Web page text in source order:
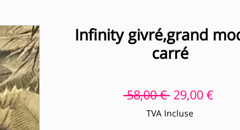
Infinity givré,grand
carré
58,00 € Prix original
29,00 €Prix
TVA Incluse